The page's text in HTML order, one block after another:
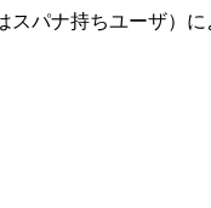
パナ持ちユーザ）